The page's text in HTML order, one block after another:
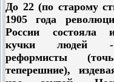
захват власти во
является
успеха революции.
Широкие массы
легко начинали
До 22 (по старому
1905 года
России состояла
кучки людей -
реформисты
теперешние),